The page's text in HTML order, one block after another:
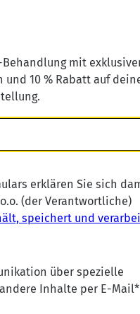
Behandlung mit
und 10 % Rabatt auf
erklären Sie sich
(der Verantwortliche)
speichert und
über spezielle
Inhalte per E-Mail*